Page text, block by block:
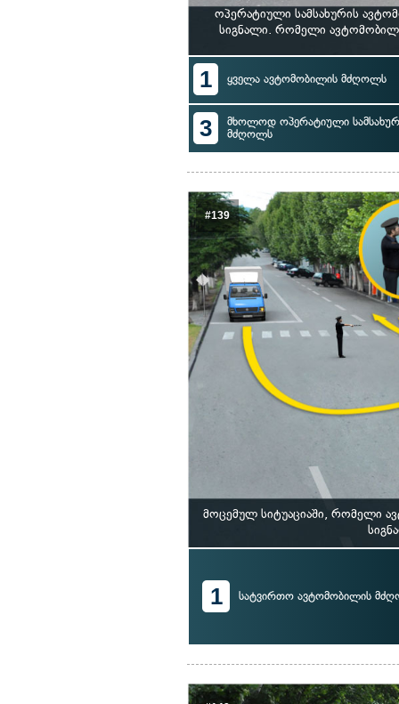
ოპერატიული სამსახურის
სიგნალი. რომელი
1 ყველა ავტომობილის მძღოლს
3
მხოლოდ ოპერატიული
მძღოლს
#139
მოცემულ სიტუაციაში, რომელი
1 სატვირთო ავტომობილის